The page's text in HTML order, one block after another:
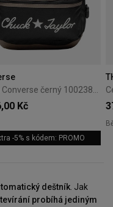
Batoh Converse černý 10023813-A01
Kč
-5% s kódem: PROMO
deštník. Jak
probíhá jediným